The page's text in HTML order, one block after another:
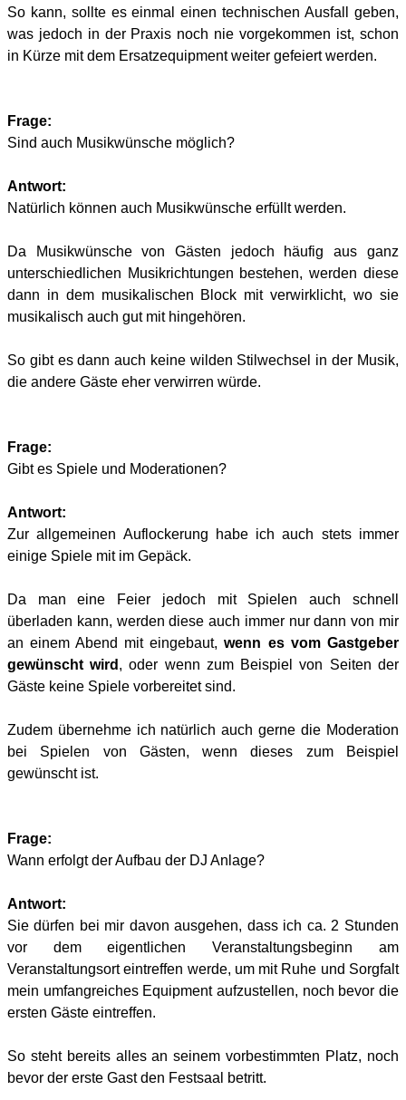
So kann, sollte es einmal einen technischen Ausfall geben,
was jedoch in der Praxis noch nie vorgekommen ist, schon
in Kürze mit dem Ersatzequipment weiter gefeiert werden.
Frage:
Sind auch Musikwünsche möglich?
Antwort:
Natürlich können auch Musikwünsche erfüllt werden.
Da Musikwünsche von Gästen jedoch häufig aus ganz
unterschiedlichen Musikrichtungen bestehen, werden diese
dann in dem musikalischen Block mit verwirklicht, wo sie
musikalisch auch gut mit hingehören.
So gibt es dann auch keine wilden Stilwechsel in der Musik,
die andere Gäste eher verwirren würde.
Frage:
Gibt es Spiele und Moderationen?
Antwort:
Zur allgemeinen Auflockerung habe ich auch stets immer
einige Spiele mit im Gepäck.
Da man eine Feier jedoch mit Spielen auch schnell
überladen kann, werden diese auch immer nur dann von mir
an einem Abend mit eingebaut, wenn es vom Gastgeber
gewünscht wird , oder wenn zum Beispiel von Seiten der
Gäste keine Spiele vorbereitet sind.
Zudem übernehme ich natürlich auch gerne die Moderation
bei Spielen von Gästen, wenn dieses zum Beispiel
gewünscht ist.
Frage:
Wann erfolgt der Aufbau der DJ Anlage?
Antwort:
Sie dürfen bei mir davon ausgehen, dass ich ca. 2 Stunden
vor dem eigentlichen Veranstaltungsbeginn am
Veranstaltungsort eintreffen werde, um mit Ruhe und Sorgfalt
mein umfangreiches Equipment aufzustellen, noch bevor die
ersten Gäste eintreffen.
So steht bereits alles an seinem vorbestimmten Platz, noch
bevor der erste Gast den Festsaal betritt.